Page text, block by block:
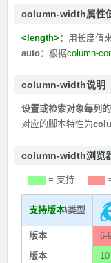
column-width属性
<length> ： 用长度值
auto： 根据column-
column-width说明
设置或检索对象每列
对应的脚本特性为
column-width浏览
= 支持
支持版本\类型
版本
6-
版本
10